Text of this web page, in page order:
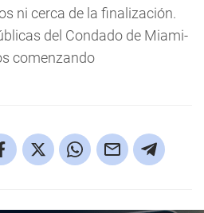
ni cerca de la finalización.
del Condado de Miami-
comenzando